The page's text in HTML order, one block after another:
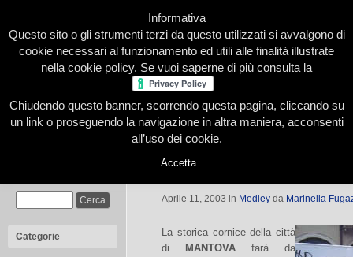
Home Presentazione Redazione Le nostre firme
Categorie
Mille e 2 formaggi
Aprile 11, 2003 in Medley da Marinella
La storica cornice della città
di
MANTOVA farà da
Informativa
Questo sito o gli strumenti terzi da questo utilizzati si avvalgono di
cookie necessari al funzionamento ed utili alle finalità illustrate
nella cookie policy. Se vuoi saperne di più consulta la
Chiudendo questo banner, scorrendo questa pagina, cliccando su
un link o proseguendo la navigazione in altra maniera, acconsenti
all’uso dei cookie.
Accetta